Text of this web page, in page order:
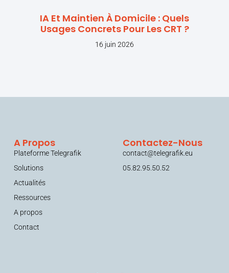
IA Et Maintien À Domicile : Quels
Usages Concrets Pour Les CRT ?
16 juin 2026
A Propos
Plateforme Telegrafik
Solutions
Actualités
Ressources
A propos
Contact
Contactez-Nous
contact@telegrafik.eu
05.82.95.50.52